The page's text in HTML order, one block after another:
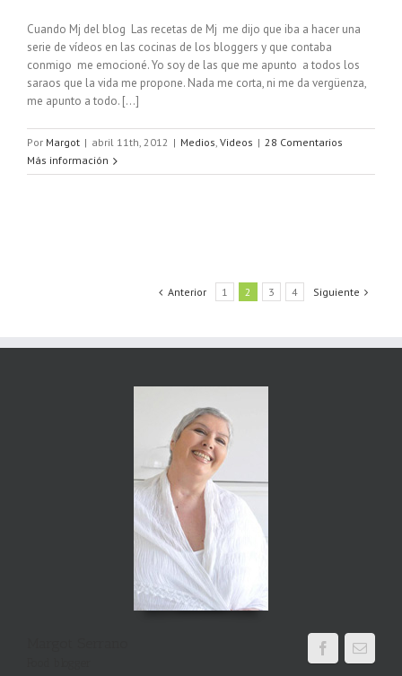
Cuando Mj del blog Las recetas de Mj me dijo que iba a hacer una
serie de vídeos en las cocinas de los bloggers y que contaba
conmigo me emocioné. Yo soy de las que me apunto a todos los
saraos que la vida me propone. Nada me corta, ni me da vergüenza,
me apunto a todo. [...]
Por Margot | abril 11th, 2012 | Medios, Videos | 28 Comentarios
Más información
Anterior 1 2 3 4 Siguiente